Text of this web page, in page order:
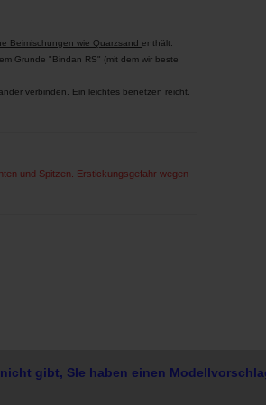
Beimischungen wie Quarzsand enthält.
Grunde "Bindan RS" (mit dem wir beste
verbinden. Ein leichtes benetzen reicht.
und Spitzen. Erstickungsgefahr wegen
gibt, SIe haben einen